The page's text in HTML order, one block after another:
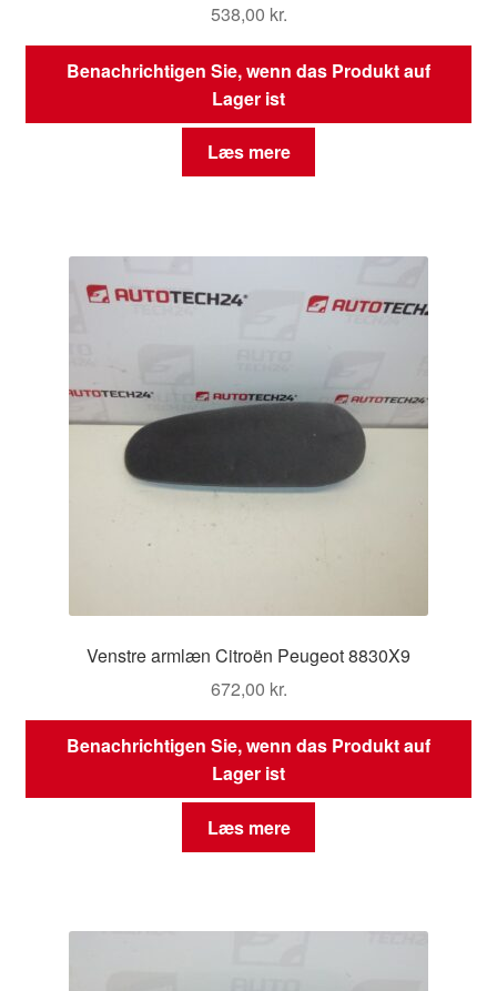
538,00 kr.
Benachrichtigen Sie, wenn das Produkt auf
Lager ist
Læs mere
Venstre armlæn Citroën Peugeot 8830X9
672,00 kr.
Benachrichtigen Sie, wenn das Produkt auf
Lager ist
Læs mere